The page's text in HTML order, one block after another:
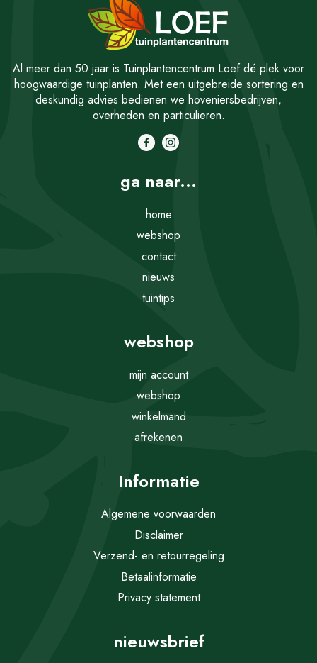
Al meer dan 50 jaar is Tuinplantencentrum Loef dé plek voor
hoogwaardige tuinplanten. Met een uitgebreide sortering en
deskundig advies bedienen we hoveniersbedrijven,
overheden en particulieren.
ga naar...
home
webshop
contact
nieuws
tuintips
webshop
mijn account
webshop
winkelmand
afrekenen
Informatie
Algemene voorwaarden
Disclaimer
Verzend- en retourregeling
Betaalinformatie
Privacy statement
nieuwsbrief